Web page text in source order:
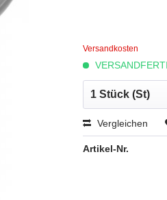
Versandkosten
Vergleichen
Artikel-Nr.